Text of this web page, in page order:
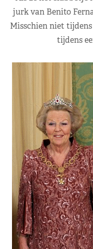
jurk van Benito
Misschien niet
tijdens